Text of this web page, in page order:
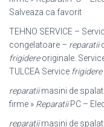
Salveaza ca favorit
TEHNO SERVICE –
congelatoare – reparatii
frigidereoriginale.
TULCEA Service frigidere
reparatiimasini de
firme » ReparatiiPC –
reparatiimasini de